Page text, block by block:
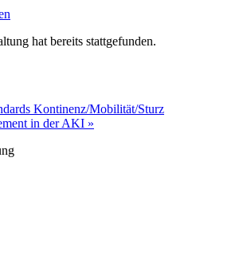
hat bereits stattgefunden.
Kontinenz/Mobilität/Sturz
in der AKI »